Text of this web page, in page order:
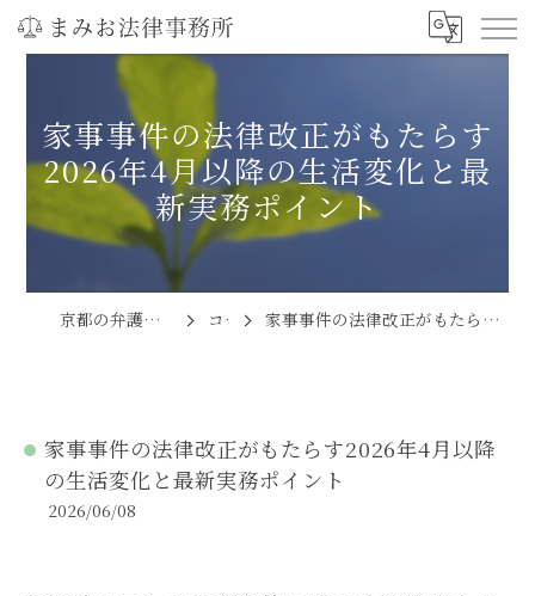
家事事件の法律改正がもたらす
2026年4月以降の生活変化と最
新実務ポイント
京都の弁護士ならまみお法律事務所 コラム 家事事件の法律改正がもたらす2026年4月以降の生活変化と最新実務ポイント
家事事件の法律改正がもたらす2026年4月以降
の生活変化と最新実務ポイント
2026/06/08